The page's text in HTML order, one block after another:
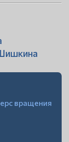
вращения